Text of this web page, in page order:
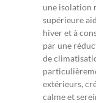
une isolation
supérieure
hiver et à
par une
de
extérieurs,
calme et